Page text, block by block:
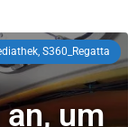
S360_Regatta
um